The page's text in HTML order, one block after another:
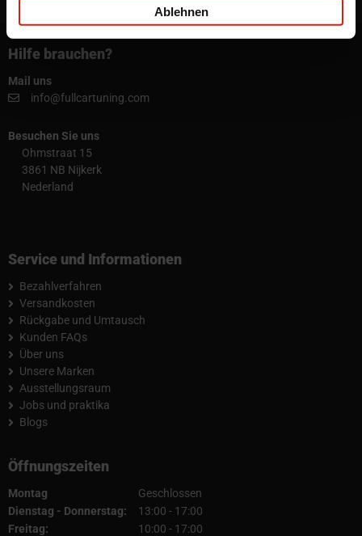
Ablehnen
Hilfe brauchen?
Mail uns
info@fullcartuning.com
Besuchen Sie uns
Ohmstraat 15
3861 NB Nijkerk
Nederland
Service und Informationen
Bezahlverfahren
Versandkosten
Rückgabe und Umtausch
Kunden FAQs
Über uns
Unsere Marken
Ausstellungsraum
Jobs und praktika
Blogs
Öffnungszeiten
Montag
Geschlossen
Dienstag - Donnerstag:
13:00 - 17:00
Freitag:
10:00 - 17:00